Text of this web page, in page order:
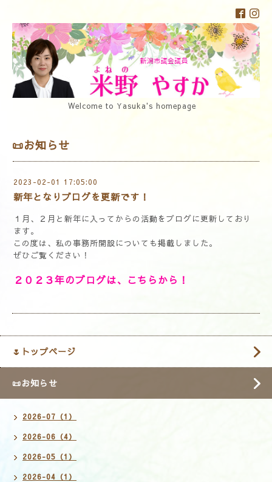
Welcome to Yasuka's homepage
📜お知らせ
2023-02-01 17:05:00
新年となりブログを更新です！
１月、２月と新年に入ってからの活動をブログに更新しており
ます。
この度は、私の事務所開設についても掲載しました。
ぜひご覧ください！
２０２３年のブログは、こちらから！
🌷トップページ
📜お知らせ
2026-07（1）
2026-06（4）
2026-05（1）
2026-04（1）